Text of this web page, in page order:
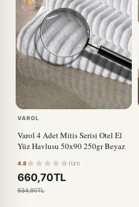
VAROL
Varol 4 Adet Mitis Serisi Otel El
Yüz Havlusu 50x90 250gr Beyaz
4.8 (121)
660,70TL
834,90TL